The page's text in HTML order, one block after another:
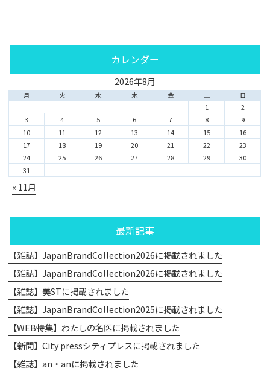
カレンダー
2026年8月
月 火 水 木 金 土 日
1
2
3
4 5 6 7 8
9
10
11 12 13 14 15
16
17
18 19 20 21 22
23
24
25 26 27 28 29
30
31
« 11月
最新記事
【雑誌】JapanBrandCollection2026に掲載されました
【雑誌】JapanBrandCollection2026に掲載されました
【雑誌】美STに掲載されました
【雑誌】JapanBrandCollection2025に掲載されました
【WEB特集】わたしの名医に掲載されました
【新聞】City pressシティプレスに掲載されました
【雑誌】an・anに掲載されました